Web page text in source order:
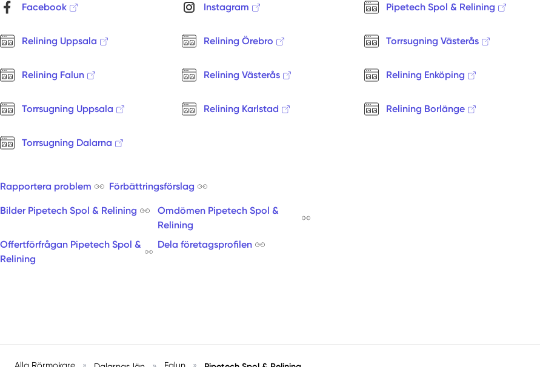
Mora
Nusnäs
Orsa
Sågmyra
Facebook Instagram Pipetech Spol & Relining
Relining Uppsala Relining Örebro Torrsugning Västerås
Relining Falun Relining Västerås Relining Enköping
Torrsugning Uppsala Relining Karlstad Relining Borlänge
Torrsugning Dalarna
Rapportera problem Förbättringsförslag
Bilder Pipetech Spol & Relining
Omdömen Pipetech Spol &
Relining
Offertförfrågan Pipetech Spol &
Relining
Dela företagsprofilen
Alla Rörmokare » Falun »